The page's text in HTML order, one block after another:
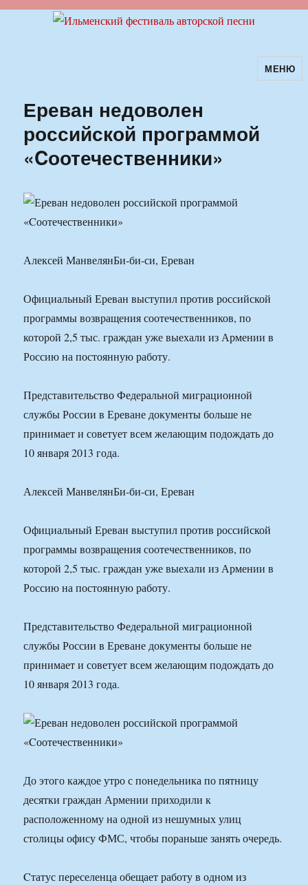
Ильменский фестиваль авторскойМЕНЮ
Ереван недоволен
российской программой
«Cоотечественники»
Алексей МанвелянБи-би-си, Ереван
Официальный Ереван выступил против российской
программы возвращения соотечественников, по
которой 2,5 тыс. граждан уже выехали из Армении в
Россию на постоянную работу.
Представительство Федеральной миграционной
службы России в Ереване документы больше не
принимает и советует всем желающим подождать до
10 января 2013 года.
Алексей МанвелянБи-би-си, Ереван
Официальный Ереван выступил против российской
программы возвращения соотечественников, по
которой 2,5 тыс. граждан уже выехали из Армении в
Россию на постоянную работу.
Представительство Федеральной миграционной
службы России в Ереване документы больше не
принимает и советует всем желающим подождать до
10 января 2013 года.
До этого каждое утро с понедельника по пятницу
десятки граждан Армении приходили к
расположенному на одной из нешумных улиц
столицы офису ФМС, чтобы пораньше занять очередь.
Cтатус переселенца обещает работу в одном из